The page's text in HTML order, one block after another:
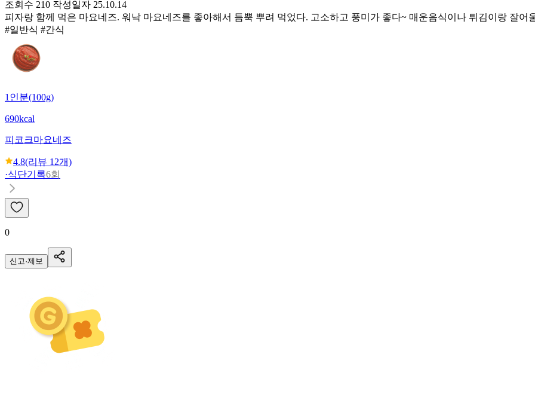
조회수 210 작성일자 25.10.14
피자랑 함께 먹은 마요네즈. 워낙 마요네즈를 좋아해서 듬뿍 뿌려 먹었다. 고소하고 풍미가 좋다~ 매운음식이나 튀김이랑 잘어
#일반식 #간식
1인분(100g)
690kcal
피코크마요네즈
4.8(리뷰 12개)
·식단기록6회
0
신고·제보